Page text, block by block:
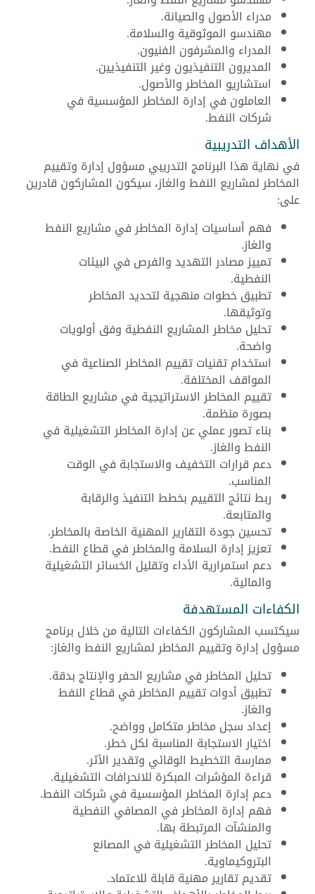
مدراء الأصول والصيانة.
مهندسو الموثوقية والسلامة.
المدراء والمشرفون الفنيون.
المديرون التنفيذيون وغير التنفيذيين.
استشاريو المخاطر والأصول.
العاملون في إدارة المخاطر المؤسسية في
شركات النفط.
الأهداف التدريبية
في نهاية هذا البرنامج التدريبي مسؤول إدارة وتقييم
المخاطر لمشاريع النفط والغاز، سيكون المشاركون قادرين
على:
فهم أساسيات إدارة المخاطر في مشاريع النفط
والغاز.
تمييز مصادر التهديد والفرص في البيئات
النفطية.
تطبيق خطوات منهجية لتحديد المخاطر
وتوثيقها.
تحليل مخاطر المشاريع النفطية وفق أولويات
واضحة.
استخدام تقنيات تقييم المخاطر الصناعية في
المواقف المختلفة.
تقييم المخاطر الاستراتيجية في مشاريع الطاقة
بصورة منظمة.
بناء تصور عملي عن إدارة المخاطر التشغيلية في
النفط والغاز.
دعم قرارات التخفيف والاستجابة في الوقت
المناسب.
ربط نتائج التقييم بخطط التنفيذ والرقابة
والمتابعة.
تحسين جودة التقارير المهنية الخاصة بالمخاطر.
تعزيز إدارة السلامة والمخاطر في قطاع النفط.
دعم استمرارية الأداء وتقليل الخسائر التشغيلية
والمالية.
الكفاءات المستهدفة
سيكتسب المشاركون الكفاءات التالية من خلال برنامج
مسؤول إدارة وتقييم المخاطر لمشاريع النفط والغاز:
تحليل المخاطر في مشاريع الحفر والإنتاج بدقة.
تطبيق أدوات تقييم المخاطر في قطاع النفط
والغاز.
إعداد سجل مخاطر متكامل وواضح.
اختيار الاستجابة المناسبة لكل خطر.
ممارسة التخطيط الوقائي وتقدير الأثر.
قراءة المؤشرات المبكرة للانحرافات التشغيلية.
دعم إدارة المخاطر المؤسسية في شركات النفط.
فهم إدارة المخاطر في المصافي النفطية
والمنشآت المرتبطة بها.
تحليل المخاطر التشغيلية في المصانع
البتروكيماوية.
تقديم تقارير مهنية قابلة للاعتماد.